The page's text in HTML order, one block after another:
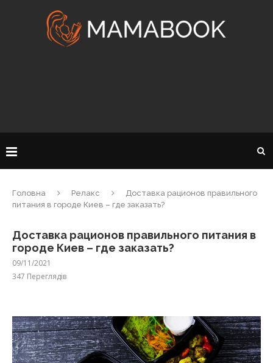
Головна Релакс
Доставка рационов правильного
питания в городе Киев – где заказать?
Доставка рационов правильного питания в
городе Киев – где заказать?
09/11/2021
347 Переглядів